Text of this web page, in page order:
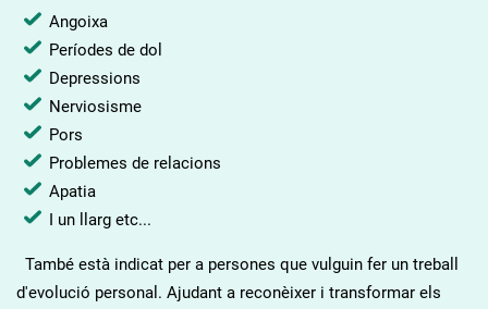
Angoixa
Períodes de dol
Depressions
Nerviosisme
Pors
Problemes de relacions
Apatia
I un llarg etc...
També està indicat per a persones que vulguin fer un treball
d'evolució personal. Ajudant a reconèixer i transformar els